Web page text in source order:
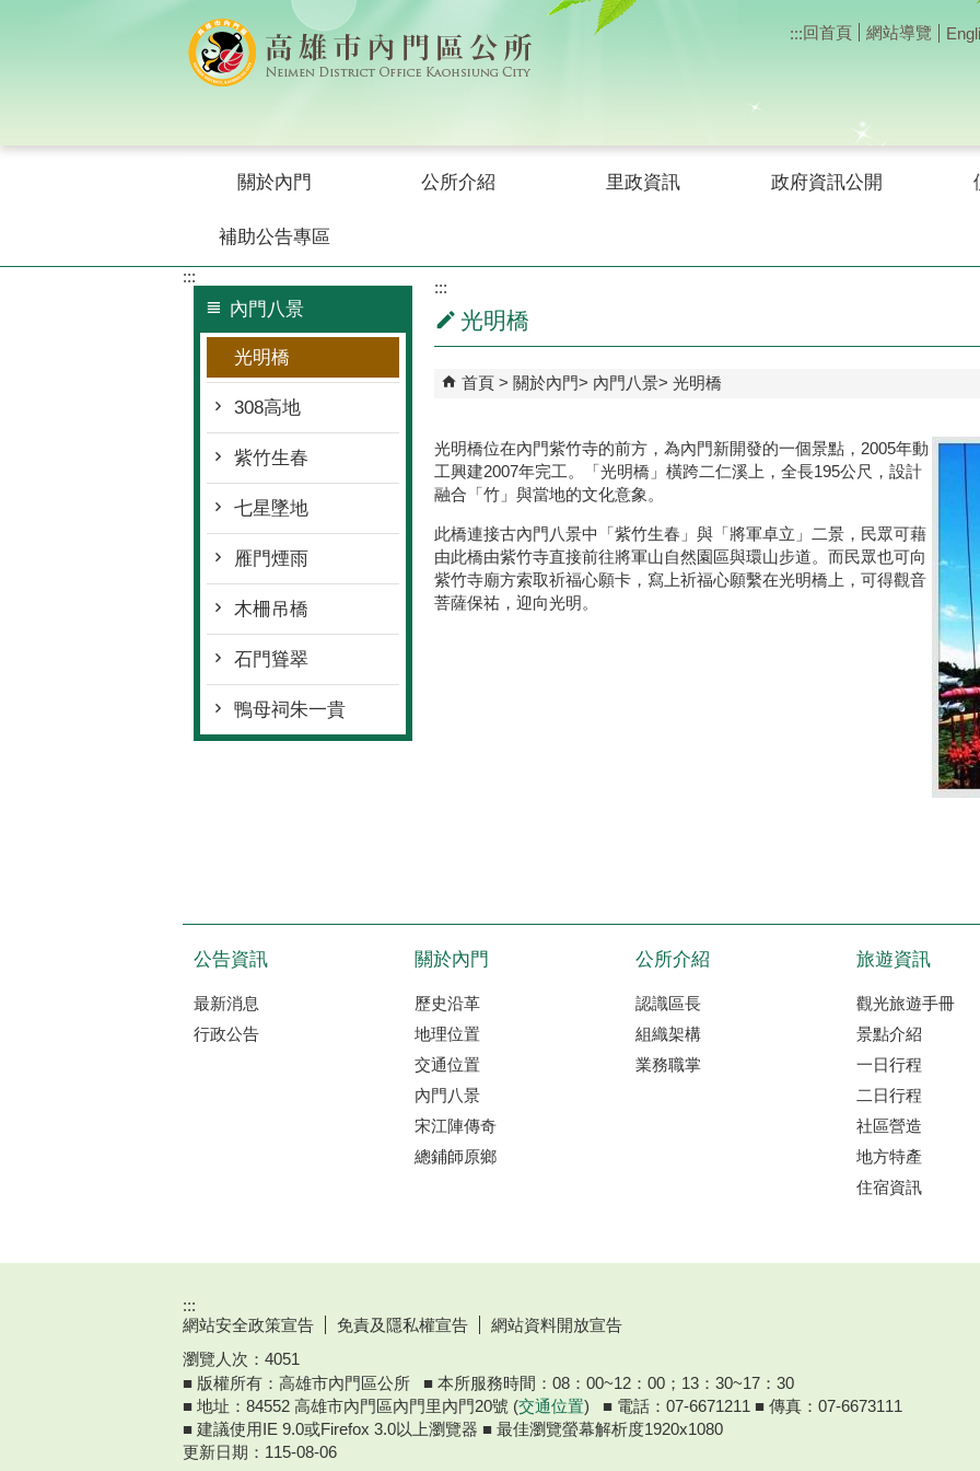
:::回首頁 網站導覽
關於內門 公所介紹 里政資訊 政府資訊公開
補助公告專區
:::
內門八景
光明橋
308高地
紫竹生春
七星墜地
雁門煙雨
木柵吊橋
石門聳翠
鴨母祠朱一貴
:::
光明橋
首頁 關於內門 內門八景 光明橋
光明橋位在內門紫竹寺的前方，為內門新開發的一個景點，2005年動
工興建2007年完工。「光明橋」橫跨二仁溪上，全長195公尺，設計
融合「竹」與當地的文化意象。
此橋連接古內門八景中「紫竹生春」與「將軍卓立」二景，民眾可藉
由此橋由紫竹寺直接前往將軍山自然園區與環山步道。而民眾也可向
紫竹寺廟方索取祈福心願卡，寫上祈福心願繫在光明橋上，可得觀音
菩薩保祐，迎向光明。
公告資訊
最新消息
行政公告
關於內門
歷史沿革
地理位置
交通位置
內門八景
宋江陣傳奇
總鋪師原鄉
公所介紹
認識區長
組織架構
業務職掌
旅遊資訊
觀光旅遊手冊
景點介紹
一日行程
二日行程
社區營造
地方特產
住宿資訊
:::
網站安全政策宣告
免責及隱私權宣告
網站資料開放宣告
瀏覽人次： 4051
■ 版權所有：高雄市內門區公所 ■ 本所服務時間：08：00~12：00；13：30~17：30
■ 地址：84552 高雄市內門區內門里內門20號 (交通位置) ■ 電話：07-6671211 ■ 傳真：07-6673111
■ 建議使用IE 9.0或Firefox 3.0以上瀏覽器 ■ 最佳瀏覽螢幕解析度1920x1080
更新日期： 115-08-06